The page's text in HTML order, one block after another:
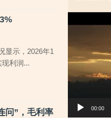
显示，2026年1
利润...
问”，毛利率
频
放
器
00:00